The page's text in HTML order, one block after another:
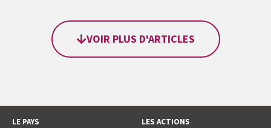
VOIR PLUS D'ARTICLES
LE PAYS LES ACTIONS